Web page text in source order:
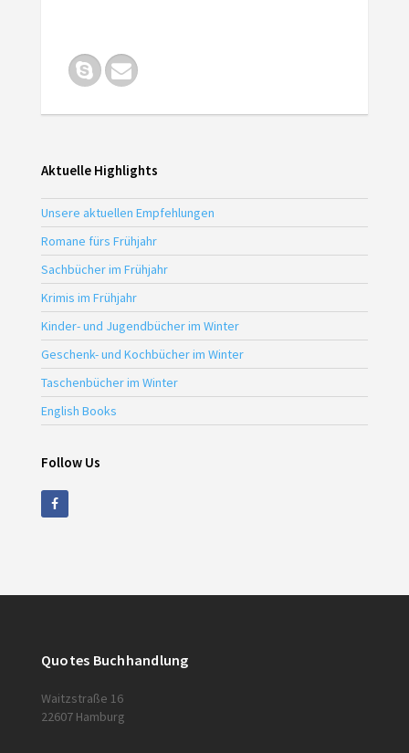
Aktuelle Highlights
Unsere aktuellen Empfehlungen
Romane fürs Frühjahr
Sachbücher im Frühjahr
Krimis im Frühjahr
Kinder- und Jugendbücher im Winter
Geschenk- und Kochbücher im Winter
Taschenbücher im Winter
English Books
Follow Us
Quotes Buchhandlung
Waitzstraße 16
22607 Hamburg